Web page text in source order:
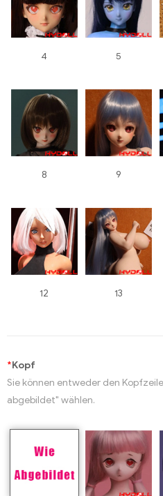
4 5
8 9
12 13
*Kopf
Sie können entweder den
abgebildet" wählen.